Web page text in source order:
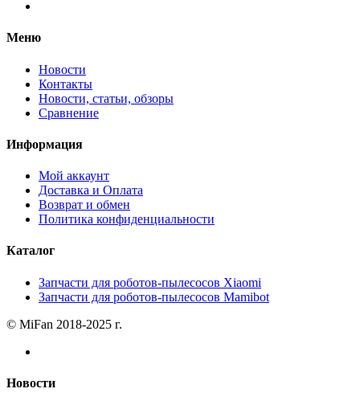
Меню
Новости
Контакты
Новости, статьи, обзоры
Сравнение
Информация
Мой аккаунт
Доставка и Оплата
Возврат и обмен
Политика конфиденциальности
Каталог
Запчасти для роботов-пылесосов Xiaomi
Запчасти для роботов-пылесосов Mamibot
© MiFan 2018-2025 г.
Новости